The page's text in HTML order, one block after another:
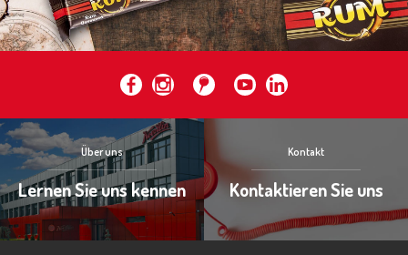
Über uns
Lernen Sie uns kennen
Kontakt
Kontaktieren Sie uns